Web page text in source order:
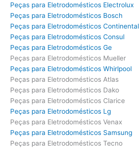
Peças para Eletrodomésticos Electrolux
Peças para Eletrodomésticos Bosch
Peças para Eletrodomésticos Continental
Peças para Eletrodomésticos Consul
Peças para Eletrodomésticos Ge
Peças para Eletrodomésticos Mueller
Peças para Eletrodomésticos Whirlpool
Peças para Eletrodomésticos Atlas
Peças para Eletrodomésticos Dako
Peças para Eletrodomésticos Clarice
Peças para Eletrodomésticos Lg
Peças para Eletrodomésticos Venax
Peças para Eletrodomésticos Samsung
Peças para Eletrodomésticos Tecno